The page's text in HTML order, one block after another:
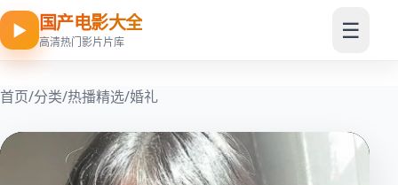
▶ 国产电影大全
高清热门影片片库 ☰
首页/分类/热播精选/婚礼